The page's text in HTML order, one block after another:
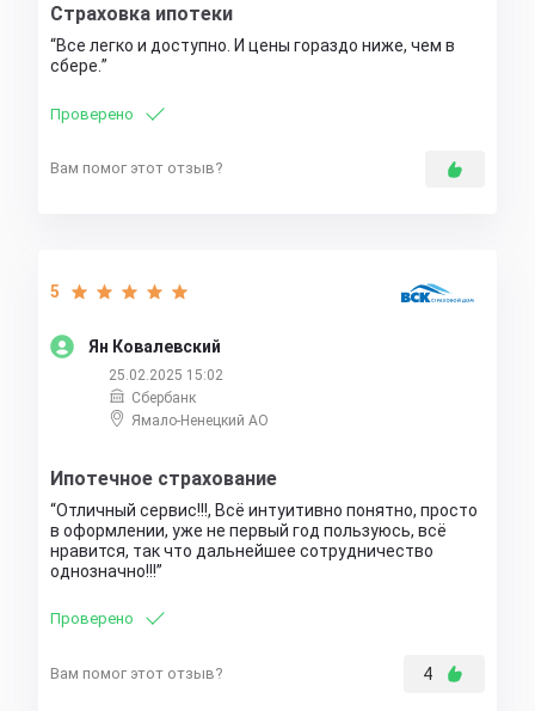
Страховка ипотеки
Все легко и доступно. И цены гораздо ниже, чем в
сбере.
Проверено
Вам помог этот отзыв?
Ян Ковалевский
5
25.02.2025 15:02
Сбербанк
Ямало-Ненецкий АО
Ипотечное страхование
Отличный сервис!!!, Всё интуитивно понятно, просто
в оформлении, уже не первый год пользуюсь, всё
нравится, так что дальнейшее сотрудничество
однозначно!!!
Проверено
Вам помог этот отзыв? 4